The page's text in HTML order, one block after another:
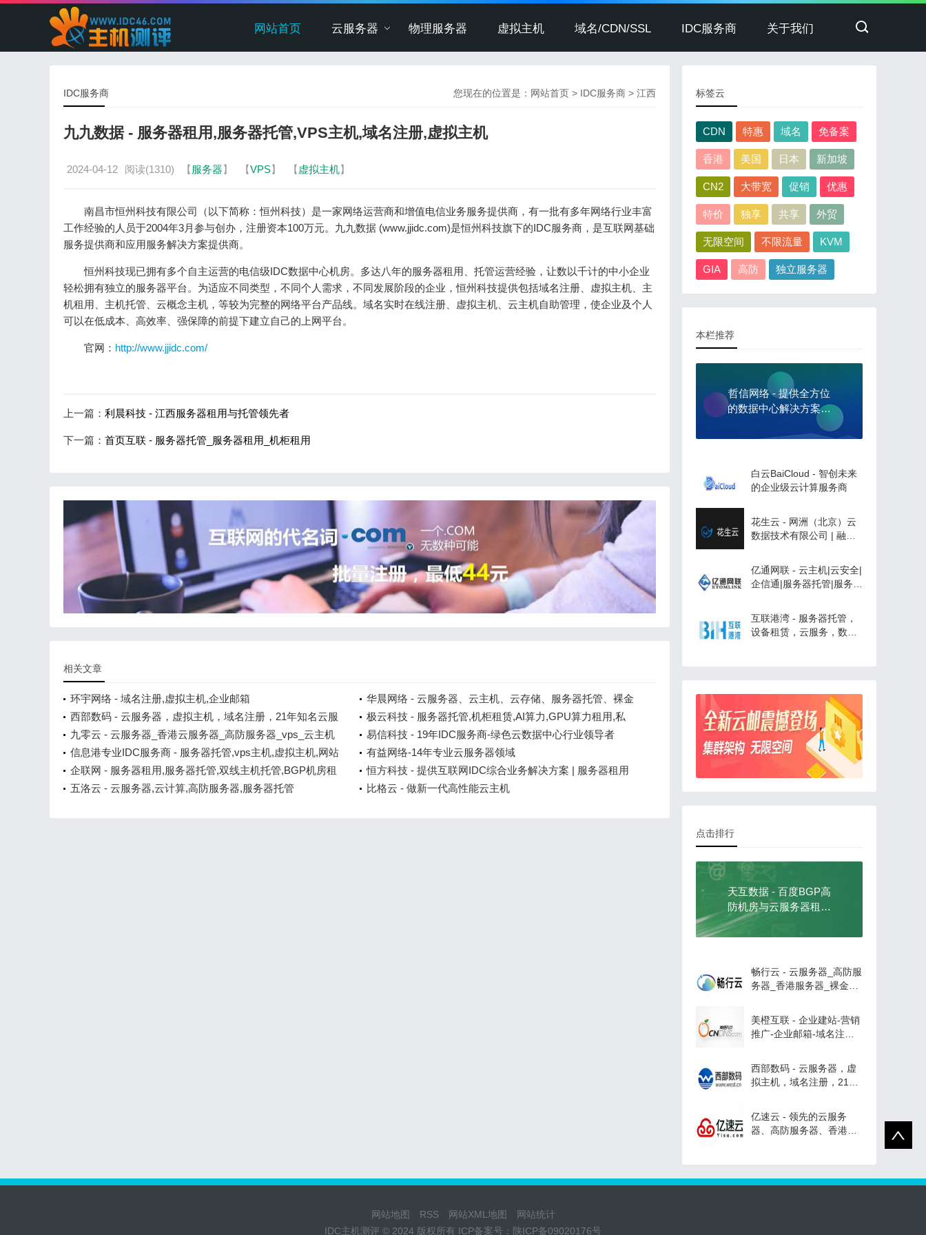
网站首页 云服务器 物理服务器 虚拟主机 域名/CDN/SSL IDC服务商 关于我们
您现在的位置是： 网站首页 > IDC服务商 > 江西
IDC服务商
九九数据 - 服务器租用,服务器托管,VPS主机,域名注册,虚拟主机
2024-04-12 阅读(1310) 【 服务器】 【VPS】 【 虚拟主机】
南昌市恒州科技有限公司（以下简称：恒州科技）是一家网络运营商和增值电信业务服务提供商，有一批有多年网络行业丰富
工作经验的人员于2004年3月参与创办，注册资本100万元。九九数据 (www.jjidc.com)是恒州科技旗下的IDC服务商，是互联网基础
服务提供商和应用服务解决方案提供商。
恒州科技现已拥有多个自主运营的电信级IDC数据中心机房。多达八年的服务器租用、托管运营经验，让数以千计的中小企业
轻松拥有独立的服务器平台。为适应不同类型，不同个人需求，不同发展阶段的企业，恒州科技提供包括域名注册、虚拟主机、主
机租用、主机托管、云概念主机，等较为完整的网络平台产品线。域名实时在线注册、虚拟主机、云主机自助管理，使企业及个人
可以在低成本、高效率、强保障的前提下建立自己的上网平台。
官网： http://www.jjidc.com/
上一篇： 利晨科技 - 江西服务器租用与托管领先者
下一篇： 首页互联 - 服务器托管_服务器租用_机柜租用
相关文章
环宇网络 - 域名注册,虚拟主机,企业邮箱
华晨网络 - 云服务器、云主机、云存储、服务器托管、裸金
属服务器租用
西部数码 - 云服务器，虚拟主机，域名注册，21年知名云服
务商！
极云科技 - 服务器托管,机柜租赁,AI算力,GPU算力租用,私
有云建设,等保安全服务
九零云 - 云服务器_香港云服务器_高防服务器_vps_云主机
易信科技 - 19年IDC服务商-绿色云数据中心行业领导者
信息港专业IDC服务商 - 服务器托管,vps主机,虚拟主机,网站
空间,域名注册,网站建设
有益网络-14年专业云服务器领域
企联网 - 服务器租用,服务器托管,双线主机托管,BGP机房租
用,移动机房托管,联通机房租用,高防服务器租用
恒方科技 - 提供互联网IDC综合业务解决方案 | 服务器租用
与托管 | 高防服务器租用 | 双线多线BGP线路
五洛云 - 云服务器,云计算,高防服务器,服务器托管 比格云 - 做新一代高性能云主机
标签云
CDN 特惠 域名 免备案
香港 美国 日本 新加坡
CN2 大带宽 促销 优惠
特价 独享 共享 外贸
无限空间 不限流量 KVM
GIA 高防 独立服务器
本栏推荐
哲信网络 - 提供全方位
的数据中心解决方案，
助力企业数字化转型
白云BaiCloud - 智创未来
的企业级云计算服务商
花生云 - 网洲（北京）云
数据技术有限公司 | 融合
储|cdn流量包|直播加速|边
缘计算|PCDN|多厂商高可
靠
亿通网联 - 云主机|云安全|
企信通|服务器托管|服务器
互联港湾 - 服务器托管，
设备租赁，云服务，数据
点击排行
天互数据 - 百度BGP高
防机房与云服务器租用
托管服务中心！
畅行云 - 云服务器_高防服
务器_香港服务器_裸金属
美橙互联 - 企业建站-营销
推广-企业邮箱-域名注
主机服务商！
西部数码 - 云服务器，虚
拟主机，域名注册，21年
亿速云 - 领先的云服务
器、高防服务器、香港服
网站地图 RSS 网站XML地图
网站统计
IDC主机测评 © 2024 版权所有 ICP备案号： 陕ICP备09020176号